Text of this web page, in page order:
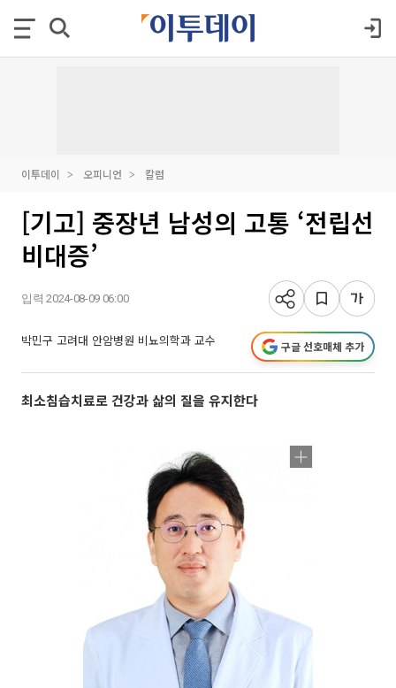
이투데이 오피니언 칼럼
[기고] 중장년 남성의 고통 ‘전립선
비대증’
입력 2024-08-09 06:00
박민구 고려대 안암병원 비뇨의학과 교수 구글 선호매체 추가
최소침습치료로 건강과 삶의 질을 유지한다